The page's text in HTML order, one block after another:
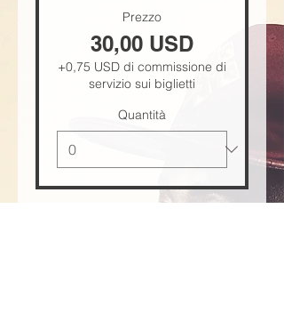
Prezzo
30,00 USD
+0,75 USD di commissione di
servizio sui biglietti
Quantità